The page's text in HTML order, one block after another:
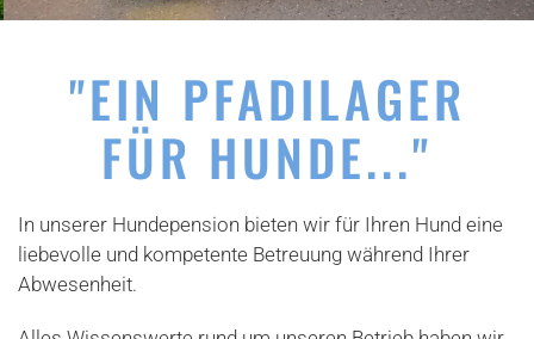
"EIN PFADILAGER
FÜR HUNDE..."
In unserer Hundepension bieten wir für Ihren Hund eine
liebevolle und kompetente Betreuung während Ihrer
Abwesenheit.